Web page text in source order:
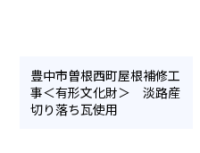
豊中市曽根西町屋根補修工
事＜有形文化財＞ 淡路産
切り落ち瓦使用